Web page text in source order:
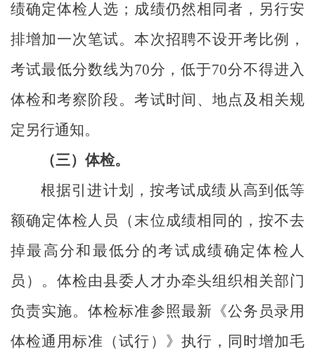
绩确定体检人选；成绩仍然相同者，另行安
排增加一次笔试。本次招聘不设开考比例，
考试最低分数线为70分，低于70分不得进入
体检和考察阶段。考试时间、地点及相关规
定另行通知。
（三）体检。
根据引进计划，按考试成绩从高到低等
额确定体检人员（末位成绩相同的，按不去
掉最高分和最低分的考试成绩确定体检人
员）。体检由县委人才办牵头组织相关部门
负责实施。体检标准参照最新《公务员录用
体检通用标准（试行）》执行，同时增加毛